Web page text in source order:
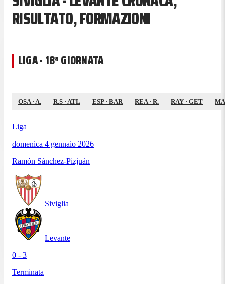
RISULTATO, FORMAZIONI
LIGA · 18ª GIORNATA
OSA· A. R.S · ATL ESP· BAR REA· R. RAY · GET
Liga
domenica 4 gennaio 2026
Ramón Sánchez-Pizjuán
Siviglia
Levante
0 - 3
Terminata